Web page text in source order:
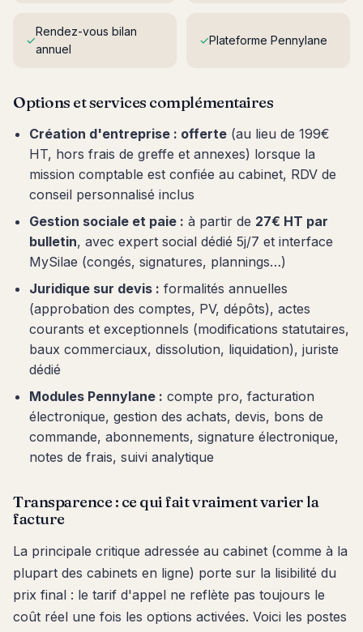
✓
Rendez-vous bilan
annuel
✓Plateforme Pennylane
Options et services complémentaires
Création d'entreprise : offerte (au lieu de 199€
HT, hors frais de greffe et annexes) lorsque la
mission comptable est confiée au cabinet, RDV de
conseil personnalisé inclus
Gestion sociale et paie : à partir de 27€ HT par
bulletin, avec expert social dédié 5j/7 et interface
MySilae (congés, signatures, plannings…)
Juridique sur devis : formalités annuelles
(approbation des comptes, PV, dépôts), actes
courants et exceptionnels (modifications statutaires,
baux commerciaux, dissolution, liquidation), juriste
dédié
Modules Pennylane : compte pro, facturation
électronique, gestion des achats, devis, bons de
commande, abonnements, signature électronique,
notes de frais, suivi analytique
Transparence : ce qui fait vraiment varier la
facture
La principale critique adressée au cabinet (comme à la
plupart des cabinets en ligne) porte sur la lisibilité du
prix final : le tarif d'appel ne reflète pas toujours le
coût réel une fois les options activées. Voici les postes